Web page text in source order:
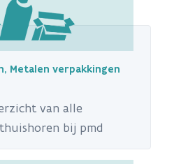
Metalen verpakkingen
van alle
bij pmd